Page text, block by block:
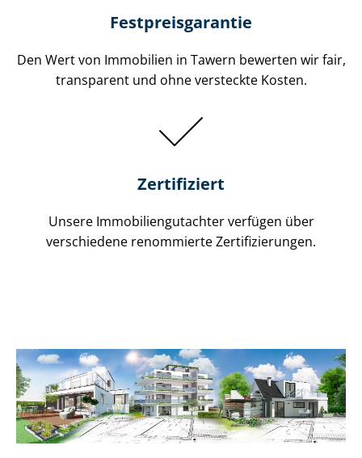
Festpreis​garantie
Den Wert von Immobilien in Tawern bewerten wir fair,
transparent und ohne versteckte Kosten.
Zertifiziert
Unsere Immobilien­gutachter verfügen über
verschiedene renommierte Zer­ti­fi­zie­run­gen.